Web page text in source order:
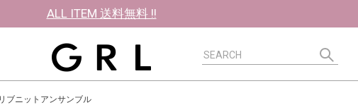
ALL ITEM 送料無料 !!
ブニットアンサンブル